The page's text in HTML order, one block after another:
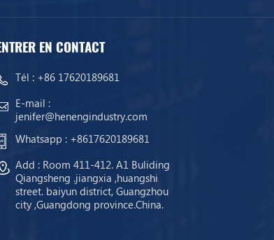
EN CONTACT
Tél : +86 17620189681
E-mail :
jenifer@henengindustry.com
Whatsapp : +8617620189681
Add : Room 411-412. A1 Buliding
Qiangsheng .jiangxia ,huangshi
street. baiyun district, Guangzhou
city ,Guangdong province.China.